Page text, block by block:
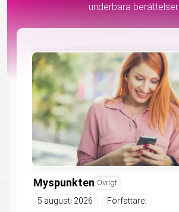
underbara berättelser
Myspunkten Övrigt
5 augusti 2026 Författare: